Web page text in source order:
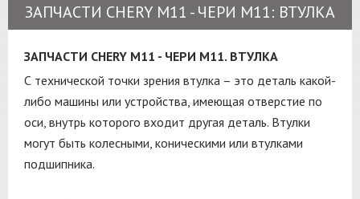
ЗАПЧАСТИ CHERY M11 - ЧЕРИ М11: ВТУЛКА
ЗАПЧАСТИ CHERY M11 - ЧЕРИ М11. ВТУЛКА
С технической точки зрения втулка – это деталь какой-
либо машины или устройства, имеющая отверстие по
оси, внутрь которого входит другая деталь. Втулки
могут быть колесными, коническими или втулками
подшипника.